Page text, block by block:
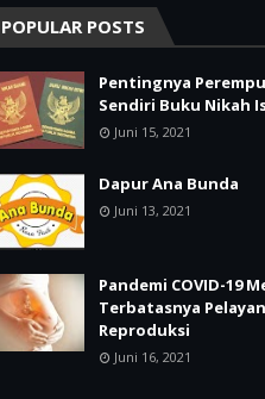
POPULAR POSTS
Pentingnya
Sendiri Buku Nikah
Juni 15, 2021
Dapur Ana Bunda
Juni 13, 2021
Pandemi COVID-19
Terbatasnya
Reproduksi
Juni 16, 2021